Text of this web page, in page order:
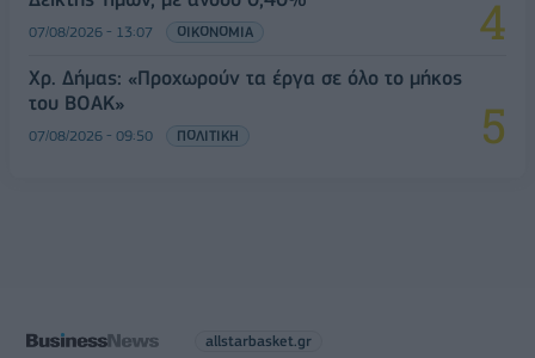
07/08/2026 - 13:07 ΟΙΚΟΝΟΜΙΑ
Χρ. Δήμας: «Προχωρούν τα έργα σε όλο το μήκος
του ΒΟΑΚ»
07/08/2026 - 09:50 ΠΟΛΙΤΙΚΗ
allstarbasket.gr